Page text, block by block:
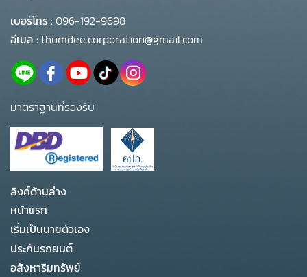
เบอร์โทร :096-192-9698
อีเมล :thumdee.corporation@gmail.com
มาตราฐานที่รองรับ
ลิงค์ด้านล่าง
หน้าแรก
เริ่มเป็นนายตัวเอง
ประกันรถยนต์
อสังหาริมทรัพย์